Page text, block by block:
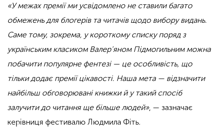
«У межах премії ми усвідомлено не ставили багато
обмежень для блогерів та читачів щодо вибору видань.
Саме тому, зокрема, у короткому списку поряд з
українським класиком Валер’яном Підмогильним можна
побачити популярне фентезі — це особливість, що
тільки додає премії цікавості. Наша мета — відзначити
найбільш обговорювані книжки й у такий спосіб
залучити до читання ще більше людей», — зазначає
керівниця фестивалю Людмила Фіть.